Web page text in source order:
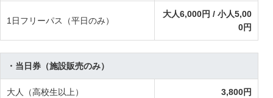
1日フリーパス（平日のみ）
大人6,000円 / 小人5,00
0円
・当日券（施設販売のみ）
大人（高校生以上） 3,800円